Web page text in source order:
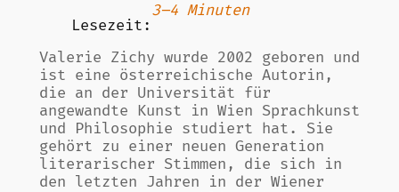
Lesezeit:
3–4 Minuten
Valerie Zichy wurde 2002 geboren und
ist eine österreichische Autorin,
die an der Universität für
angewandte Kunst in Wien Sprachkunst
und Philosophie studiert hat. Sie
gehört zu einer neuen Generation
literarischer Stimmen, die sich in
den letzten Jahren in der Wiener